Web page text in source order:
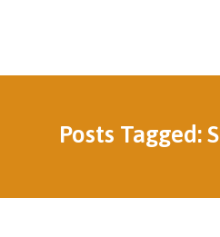
Posts Tagged: